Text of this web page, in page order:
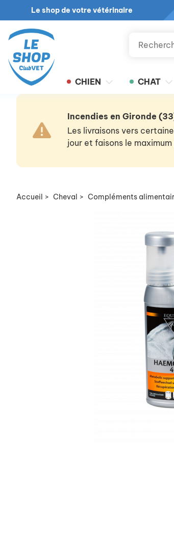
Le shop de votre vétérinaire
CHIEN CHAT
Incendies en Gironde
Les livraisons vers
jour et faisons le
Accueil > Cheval > Compléments